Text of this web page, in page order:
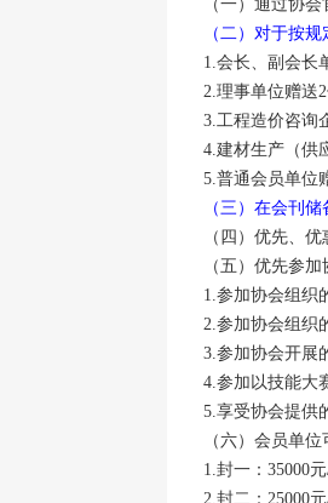
（一）通过协
（二）对于按
1.会长、副会长
2.理事单位赠送
3.工程造价咨询
4.建材生产（供
5.普通会员单位
（三）在会刊
（四）优先、
（五）优先参
1.参加协会组织
2.参加协会组织
3.参加协会开展
4.参加以技能大
5.享受协会提供
（六）会员单
1.封一：35000
2.封二：25000